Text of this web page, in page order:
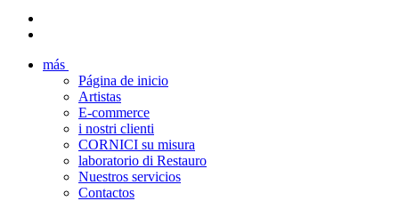
más
Página de inicio
Artistas
E-commerce
i nostri clienti
CORNICI su misura
laboratorio di Restauro
Nuestros servicios
Contactos